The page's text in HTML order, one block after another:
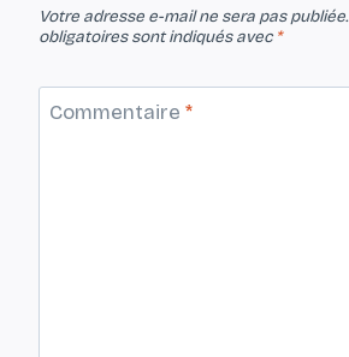
Votre adresse e-mail ne sera pas publiée.
obligatoires sont indiqués avec *
Commentaire *